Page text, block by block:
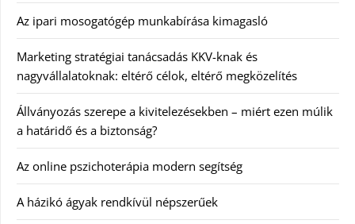
Az ipari mosogatógép munkabírása kimagasló
Marketing stratégiai tanácsadás KKV-knak és
nagyvállalatoknak: eltérő célok, eltérő megközelítés
Állványozás szerepe a kivitelezésekben – miért ezen múlik
a határidő és a biztonság?
Az online pszichoterápia modern segítség
A házikó ágyak rendkívül népszerűek